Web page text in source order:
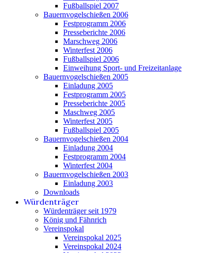
Fußballspiel 2007
Bauernvogelschießen 2006
Festprogramm 2006
Presseberichte 2006
Marschweg 2006
Winterfest 2006
Fußballspiel 2006
Einweihung Sport- und Freizeitanlage
Bauernvogelschießen 2005
Einladung 2005
Festprogramm 2005
Presseberichte 2005
Maschweg 2005
Winterfest 2005
Fußballspiel 2005
Bauernvogelschießen 2004
Einladung 2004
Festprogramm 2004
Winterfest 2004
Bauernvogelschießen 2003
Einladung 2003
Downloads
Würdenträger
Würdenträger seit 1979
König und Fähnrich
Vereinspokal
Vereinspokal 2025
Vereinspokal 2024